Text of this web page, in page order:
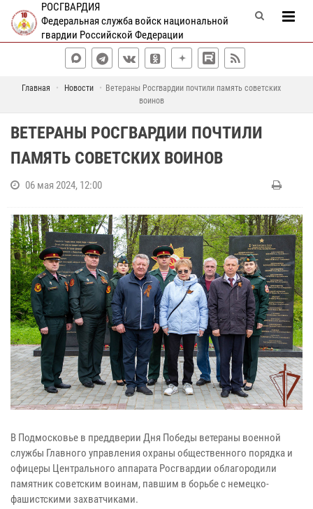
РОСГВАРДИЯ
Федеральная служба войск национальной
гвардии Российской Федерации
Главная Новости
Ветераны Росгвардии почтили память советских
воинов
ВЕТЕРАНЫ РОСГВАРДИИ ПОЧТИЛИ
ПАМЯТЬ СОВЕТСКИХ ВОИНОВ
06 мая 2024, 12:00
В Подмосковье в преддверии Дня Победы ветераны военной
службы Главного управления охраны общественного порядка и
офицеры Центрального аппарата Росгвардии облагородили
памятник советским воинам, павшим в борьбе с немецко-
фашистскими захватчиками.